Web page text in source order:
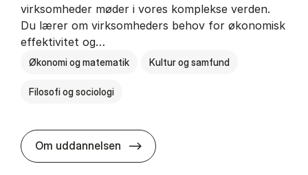
virksomheder møder i vores komplekse verden.
Du lærer om virksomheders behov for økonomisk
effektivitet og…
Økonomi og matematik Kultur og samfund
Filosofi og sociologi
Om uddannelsen HA(fil.) - erhvervs­økonomi og